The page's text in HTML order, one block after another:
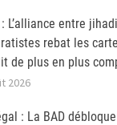
L’alliance entre
rebat les
de plus en plus
2026
: La BAD